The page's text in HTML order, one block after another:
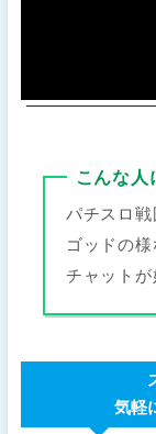
こんな人
パチスロ
ゴッドの
チャットが
気軽